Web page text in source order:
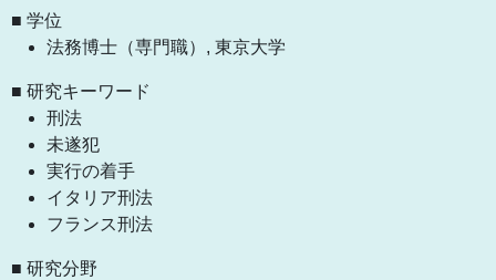
■ 学位
法務博士（専門職）, 東京大学
■ 研究キーワード
刑法
未遂犯
実行の着手
イタリア刑法
フランス刑法
■ 研究分野